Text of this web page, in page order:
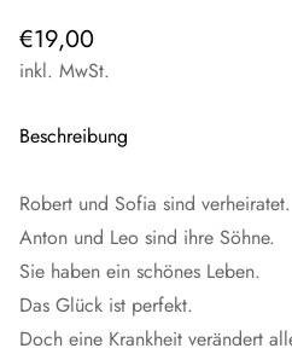
Regulärer
Preis
€19,00
inkl. MwSt.
Beschreibung
Robert und Sofia sind verheiratet.
Anton und Leo sind ihre Söhne.
Sie haben ein schönes Leben.
Das Glück ist perfekt.
Doch eine Krankheit verändert